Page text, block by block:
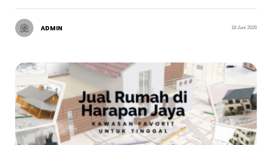
ADMIN 18 Juni 2026